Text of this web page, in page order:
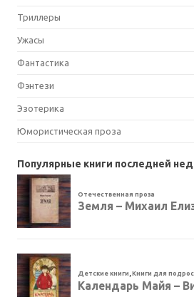
Триллеры
Ужасы
Фантастика
Фэнтези
Эзотерика
Юмористическая проза
Популярные книги последней
Отечественная проза
Земля – Михаил
Детские книги ,Книги для
Календарь Майя –